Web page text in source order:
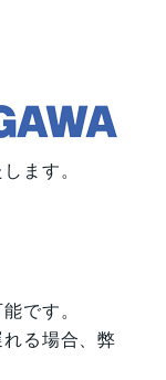
ます。
です。
る場合、弊